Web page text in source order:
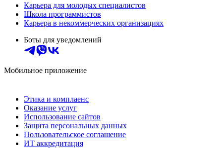
Карьера для молодых специалистов
Школа программистов
Карьера в некоммерческих организациях
Боты для уведомлений
Мобильное приложение
Этика и комплаенс
Оказание услуг
Использование сайтов
Защита персональных данных
Пользовательское соглашение
ИТ аккредитация